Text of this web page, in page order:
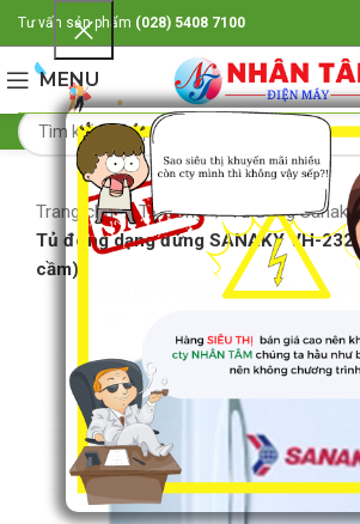
Tư vấn sản phẩm (028) 5408 7100
MENU
Trang chủ Tủ đông
Tủ đông Sanaky
Tủ đông dạng đứng SANAKY VH-
cầm)